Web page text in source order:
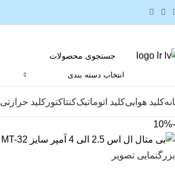
انتخاب دسته بندی
کلید هواییکلید اتوماتیککنتاکتور کلید حرارتی
-10%
بزرگنمایی تصویر